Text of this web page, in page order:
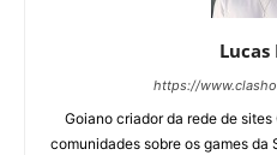
Lucas
https://
Goiano criador da rede de
comunidades sobre os games da